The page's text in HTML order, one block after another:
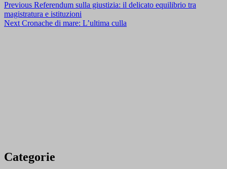
Previous Referendum sulla giustizia: il delicato equilibrio tra
magistratura e istituzioni
NextCronache di mare: L’ultima culla
Categorie